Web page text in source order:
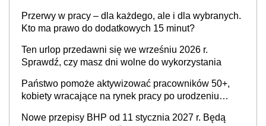
refundacji, ale bariery po stronie systemu i
świadomości pracodawców [WYWIAD]
Przerwy w pracy – dla każdego, ale i dla wybranych.
Kto ma prawo do dodatkowych 15 minut?
Ten urlop przedawni się we wrześniu 2026 r.
Sprawdź, czy masz dni wolne do wykorzystania
Państwo pomoże aktywizować pracowników 50+,
kobiety wracające na rynek pracy po urodzeniu
neuroatypowe. Powstanie Fundusz na rzecz
Nowe przepisy BHP od 11 stycznia 2027 r. Będą